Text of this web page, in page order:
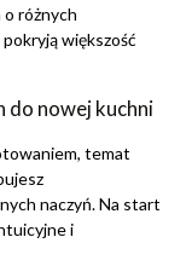
różnych
większość
do nowej kuchni
temat
naczyń. Na start
i